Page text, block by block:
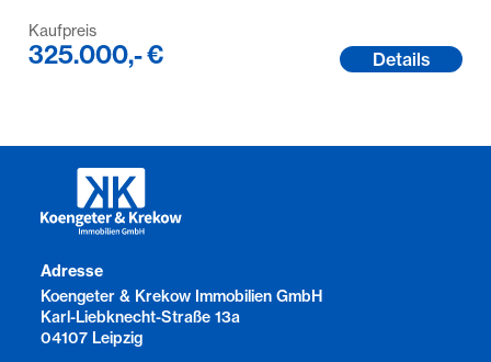
Kaufpreis
325.000,- € Details
Adresse
Koengeter & Krekow Immobilien GmbH
Karl-Liebknecht-Straße 13a
04107 Leipzig